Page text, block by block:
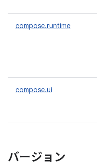
compose.runtime
compose.ui
バージョン